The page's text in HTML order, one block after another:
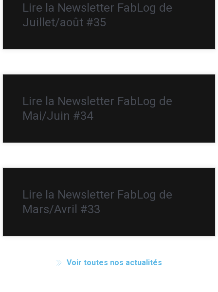
Lire la Newsletter FabLog de
Juillet/août #35
Lire la Newsletter FabLog de
Mai/Juin #34
Lire la Newsletter FabLog de
Mars/Avril #33
Voir toutes nos actualités